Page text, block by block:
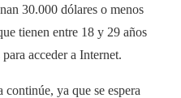
30.000 dólares o menos
tienen entre 18 y 29 años
acceder a Internet.
continúe, ya que se espera